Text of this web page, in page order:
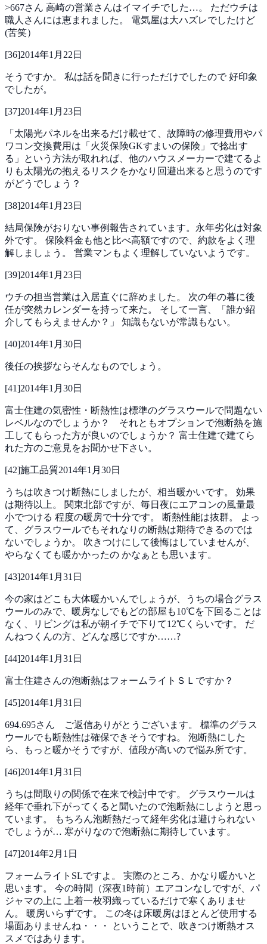
>667さん 高崎の営業さんはイマイチでした…。 ただウチは
職人さんには恵まれました。 電気屋は大ハズレでしたけど
(苦笑）
[36]2014年1月22日
そうですか。 私は話を聞きに行っただけでしたので好印象
でしたが。
[37]2014年1月23日
「太陽光パネルを出来るだけ載せて、故障時の修理費用やパ
ワコン交換費用は「火災保険GKすまいの保険」で捻出す
る」という方法が取れれば、他のハウスメーカーで建てるよ
りも太陽光の抱えるリスクをかなり回避出来ると思うのです
がどうでしょう？
[38]2014年1月23日
結局保険がおりない事例報告されています。永年劣化は対象
外です。 保険料金も他と比べ高額ですので、約款をよく理
解しましょう。 営業マンもよく理解していないようです。
[39]2014年1月23日
ウチの担当営業は入居直ぐに辞めました。 次の年の暮に後
任が突然カレンダーを持って来た。 そして一言、「誰か紹
介してもらえませんか？」 知識もないが常識もない。
[40]2014年1月30日
後任の挨拶ならそんなものでしょう。
[41]2014年1月30日
富士住建の気密性・断熱性は標準のグラスウールで問題ない
レベルなのでしょうか？ それともオプションで泡断熱を施
工してもらった方が良いのでしょうか？ 富士住建で建てら
れた方のご意見をお聞かせ下さい。
[42]施工品質2014年1月30日
うちは吹きつけ断熱にしましたが、相当暖かいです。 効果
は期待以上。 関東北部ですが、毎日夜にエアコンの風量最
小でつける 程度の暖房で十分です。 断熱性能は抜群。
よっ
て、グラスウールでもそれなりの断熱は期待できるのでは
ないでしょうか。 吹きつけにして後悔はしていませんが、
やらなくても暖かかったの かなぁとも思います。
[43]2014年1月31日
今の家はどこも大体暖かいんでしょうが、うちの場合グラス
ウールのみで、暖房なしでもどの部屋も10℃を下回ることは
なく、リビングは私が朝イチで下りて12℃くらいです。 だ
んねつくんの方、どんな感じですか……?
[44]2014年1月31日
富士住建さんの泡断熱はフォームライトＳＬですか？
[45]2014年1月31日
694.695さん ご返信ありがとうございます。 標準のグラス
ウールでも断熱性は確保できそうですね。 泡断熱にした
ら、もっと暖かそうですが、値段が高いので悩み所です。
[46]2014年1月31日
うちは間取りの関係で在来で検討中です。 グラスウールは
経年で垂れ下がってくると聞いたので泡断熱にしようと思っ
ています。
もちろん泡断熱だって経年劣化は避けられない
でしょうが… 寒がりなので泡断熱に期待しています。
[47]2014年2月1日
フォームライトSLですよ。 実際のところ、かなり暖かいと
思います。 今の時間（深夜1時前）エアコンなしですが、パ
ジャマの上に
上着一枚羽織っているだけで寒くありませ
ん。 暖房いらずです。
この冬は床暖房はほとんど使用する
場面ありませんね・・・
ということで、吹きつけ断熱オス
スメではあります。